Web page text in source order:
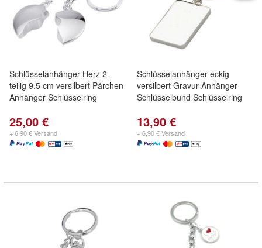
Schlüsselanhänger Herz 2-
teilig 9.5 cm versilbert Pärchen
Anhänger Schlüsselring
25,00 €
+ 6,90 € Versand
Schlüsselanhänger eckig
versilbert Gravur Anhänger
Schlüsselbund Schlüsselring
13,90 €
+ 6,90 € Versand